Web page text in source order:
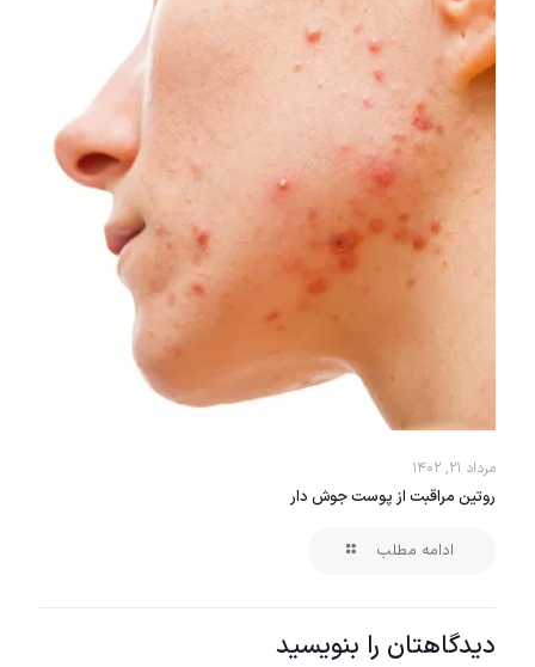
مرداد ۲۱, ۱۴۰۲
روتین مراقبت از پوست جوش دار
ادامه مطلب
دیدگاهتان را بنویسید